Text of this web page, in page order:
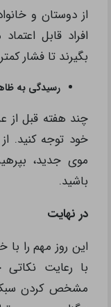
از دوستان و
افراد قابل
بگیرند تا فشار
رسیدگی به
چند هفته قبل
خود توجه کنید.
موی جدید،
باشید.
در نهایت
این روز مهم را
با رعایت
مشخص کردن سبک